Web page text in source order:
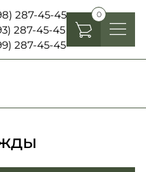
287-45-45
287-45-45
287-45-45
0